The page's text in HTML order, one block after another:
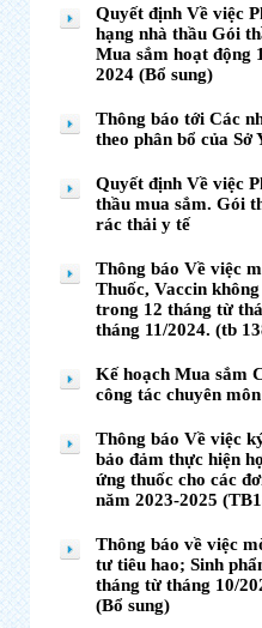
Quyết định Về việc
hạng nhà thầu Gói
Mua sắm hoạt động
2024 (Bổ sung)
Thông báo tới Các
theo phân bổ của Sở
Quyết định Về việc
thầu mua sắm. Gói
rác thải y tế
Thông báo Về việc
Thuốc, Vaccin
trong 12 tháng từ
tháng 11/2024. (tb
Kế hoạch Mua sắm
công tác chuyên
Thông báo Về việc
bảo đảm thực hiện
ứng thuốc cho các
năm 2023-2025
Thông báo về việc
tư tiêu hao; Sinh
tháng từ tháng 10/
(Bổ sung)